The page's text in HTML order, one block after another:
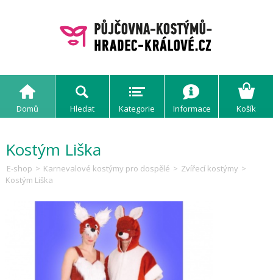
Domů Hledat Kategorie Informace Košík
Kostým Liška
E-shop > Karnevalové kostýmy pro dospělé > Zvířecí kostýmy >
Kostým Liška